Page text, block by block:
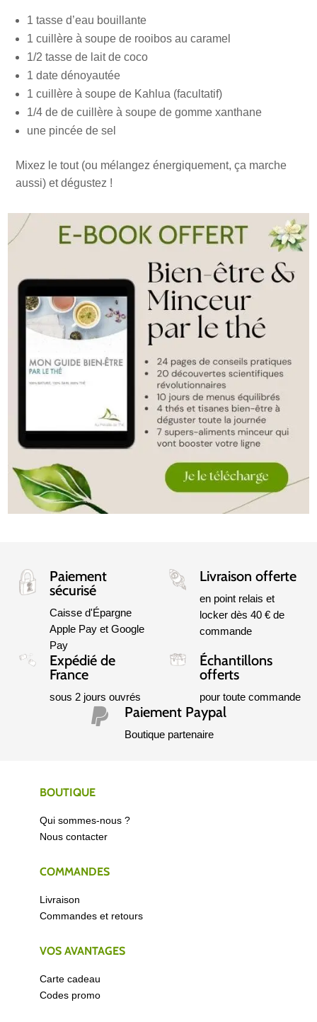
1 tasse d’eau bouillante
1 cuillère à soupe de rooibos au caramel
1/2 tasse de lait de coco
1 date dénoyautée
1 cuillère à soupe de Kahlua (facultatif)
1/4 de de cuillère à soupe de gomme xanthane
une pincée de sel
Mixez le tout (ou mélangez énergiquement, ça marche
aussi) et dégustez !
Paiement
sécurisé
Caisse d'Épargne
Apple Pay et Google
Pay
Livraison offerte
en point relais et
locker dès 40 € de
commande
Expédié de
France
sous 2 jours ouvrés
Échantillons
offerts
pour toute commande
 Paiement Paypal
Boutique partenaire
BOUTIQUE
Qui sommes-nous ?
Nous contacter
COMMANDES
Livraison
Commandes et retours
VOS AVANTAGES
Carte cadeau
Codes promo